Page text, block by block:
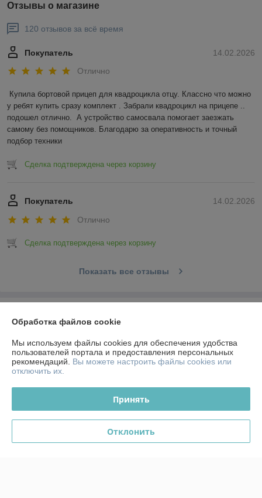
Отзывы о магазине
120 отзывов за всё время
14.02.2026
Покупатель
Отлично
Купила бортовой прицеп для квадроцикла отцу. Классно что можно
у ребят купить сразу комплект . Забрали квадроцикл на прицепе ..
подошел отлично.  А устройство самосвала помогает заезжать
самому без помощников. Благодарю за оперативность и точный
подбор техники
Сделка подтверждена через корзину
14.02.2026
Покупатель
Отлично
Сделка подтверждена через корзину
Показать все отзывы
Контакты
Доставка и оплата
Полная версия сайта
Обработка файлов cookie
Мы используем файлы cookies для обеспечения удобства
пользователей портала и предоставления персональных
рекомендаций. Вы можете настроить файлы cookies или
отключить их.
Принять
Отклонить